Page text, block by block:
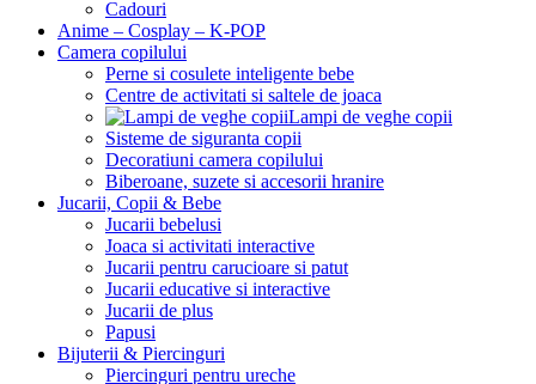
Cadouri
Anime – Cosplay – K‑POP
Camera copilului
Perne si cosulete inteligente bebe
Centre de activitati si saltele de joaca
Lampi de veghe copii
Sisteme de siguranta copii
Decoratiuni camera copilului
Biberoane, suzete si accesorii hranire
Jucarii, Copii & Bebe
Jucarii bebelusi
Joaca si activitati interactive
Jucarii pentru carucioare si patut
Jucarii educative si interactive
Jucarii de plus
Papusi
Bijuterii & Piercinguri
Piercinguri pentru ureche